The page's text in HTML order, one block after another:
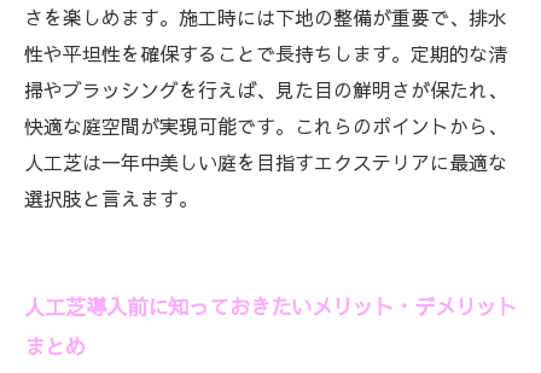
さを楽しめます。施工時には下地の整備が重要で、排水
性や平坦性を確保することで長持ちします。定期的な清
掃やブラッシングを行えば、見た目の鮮明さが保たれ、
快適な庭空間が実現可能です。これらのポイントから、
人工芝は一年中美しい庭を目指すエクステリアに最適な
選択肢と言えます。
人工芝導入前に知っておきたいメリット・デメリット
まとめ